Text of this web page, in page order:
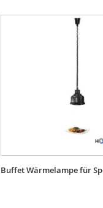
Buffet Wärmelampe für